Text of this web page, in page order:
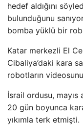
hedef aldığını
bulunduğunu
bomba yüklü bir
Katar merkezli El
Cibaliya’daki kara
robotların videosunu
İsrail ordusu, mayıs
20 gün boyunca
yıkımla terk etmişti.